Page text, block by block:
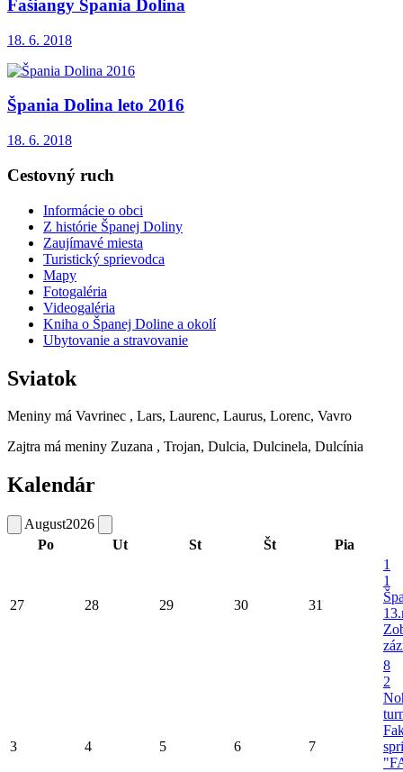
Fašiangy Špania Dolina
18. 6. 2018
Špania Dolina leto 2016
18. 6. 2018
Cestovný ruch
Informácie o obci
Z histórie Španej Doliny
Zaujímavé miesta
Turistický sprievodca
Mapy
Fotogaléria
Videogaléria
Kniha o Španej Doline a okolí
Ubytovanie a stravovanie
Sviatok
Meniny má Vavrinec , Lars, Laurenc, Laurus, Lorenc, Vavro
Zajtra má meniny Zuzana , Trojan, Dulcia, Dulcinela, Dulcínia
Kalendár
August2026
Po
Ut St Št Pia
27 28 29 30 31
1
1
3 4 5 6 7
8
2